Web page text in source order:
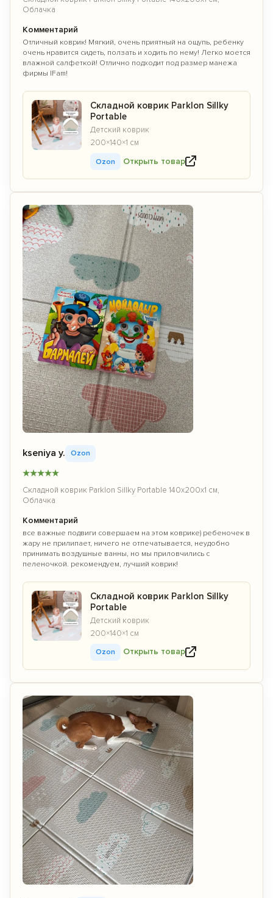
Облачка
Комментарий
Отличный коврик! Мягкий, очень приятный на ощупь, ребенку
очень нравится сидеть, ползать и ходить по нему! Легко моется
влажной салфеткой! Отлично подходит под размер манежа
фирмы IFam!
Складной коврик Parklon Sillky
Portable
Детский коврик
200×140×1 см
Ozon Открыть товар
kseniya y. Ozon
★★★★★
Складной коврик Parklon Sillky Portable 140x200x1 см,
Облачка
Комментарий
все важные подвиги совершаем на этом коврике) ребеночек в
жару не прилипает, ничего не отпечатывается, неудобно
принимать воздушные ванны, но мы приловчились с
пеленочкой. рекомендуем, лучший коврик!
Складной коврик Parklon Sillky
Portable
Детский коврик
200×140×1 см
Ozon Открыть товар
Скидку 15% при покупке товаровдвух
по промокоду: KIDS15
Остаться на Parklon